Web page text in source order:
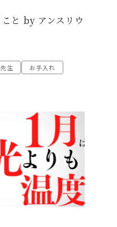
と by アンスリウ
生
お手入れ